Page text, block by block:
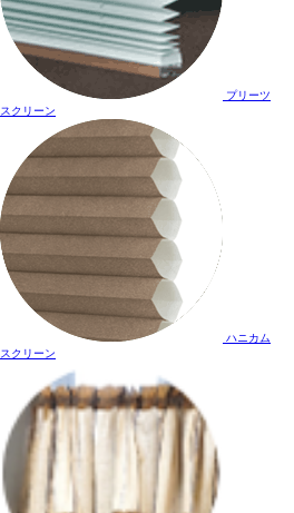
プリーツ
スクリーン
ハニカム
スクリーン